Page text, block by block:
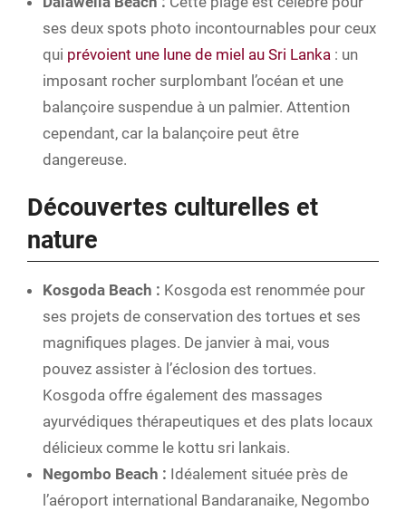
ses deux spots photo incontournables pour ceux
qui prévoient une lune de miel au Sri Lanka : un
imposant rocher surplombant l’océan et une
balançoire suspendue à un palmier. Attention
cependant, car la balançoire peut être
dangereuse.
Découvertes culturelles et
nature
Kosgoda Beach : Kosgoda est renommée pour
ses projets de conservation des tortues et ses
magnifiques plages. De janvier à mai, vous
pouvez assister à l’éclosion des tortues.
Kosgoda offre également des massages
ayurvédiques thérapeutiques et des plats locaux
délicieux comme le kottu sri lankais.
Negombo Beach : Idéalement située près de
l’aéroport international Bandaranaike, Negombo